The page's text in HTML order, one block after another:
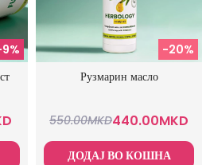
-20%
Рузмарин масло
550.00MKD440.00MKD
ДОДАЈ ВО КОШНА